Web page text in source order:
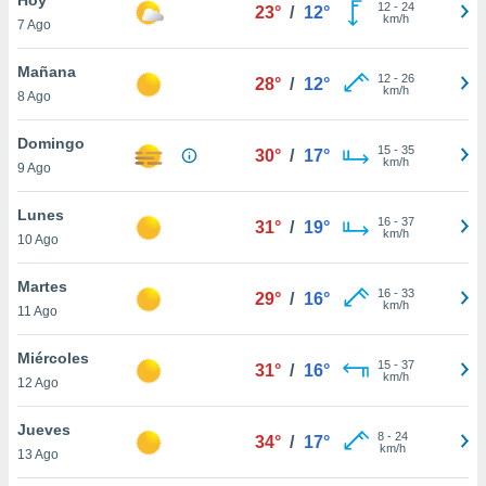
en
más
nuestra
de
cookies
aceptar
7 Ago
23° / 12° 12- 24
km/h
Mañana
8 Ago
28° / 12° 12- 26
km/h
Domingo
9 Ago
30° / 17° 15- 35
km/h
Lunes
10 Ago
31° / 19° 16- 37
km/h
Martes
11 Ago
29° / 16° 16- 33
km/h
Miércoles
12 Ago
31° / 16° 15- 37
km/h
Jueves
13 Ago
34° / 17° 8- 24
km/h